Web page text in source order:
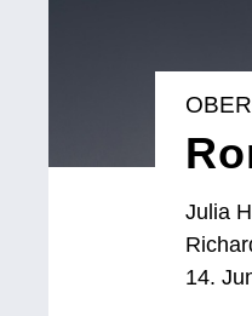
Julia
14.